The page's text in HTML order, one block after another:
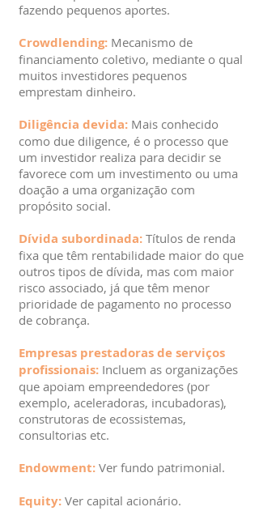
fazendo pequenos aportes.
Crowdlending: Mecanismo de
financiamento coletivo, mediante o qual
muitos investidores pequenos
emprestam dinheiro.
Diligência devida: Mais conhecido
como due diligence, é o processo que
um investidor realiza para decidir se
favorece com um investimento ou uma
doação a uma organização com
propósito social.
Dívida subordinada: Títulos de renda
fixa que têm rentabilidade maior do que
outros tipos de dívida, mas com maior
risco associado, já que têm menor
prioridade de pagamento no processo
de cobrança.
Empresas prestadoras de serviços
profissionais: Incluem as organizações
que apoiam empreendedores (por
exemplo, aceleradoras, incubadoras),
construtoras de ecossistemas,
consultorias etc.
Endowment: Ver fundo patrimonial.
Equity: Ver capital acionário.